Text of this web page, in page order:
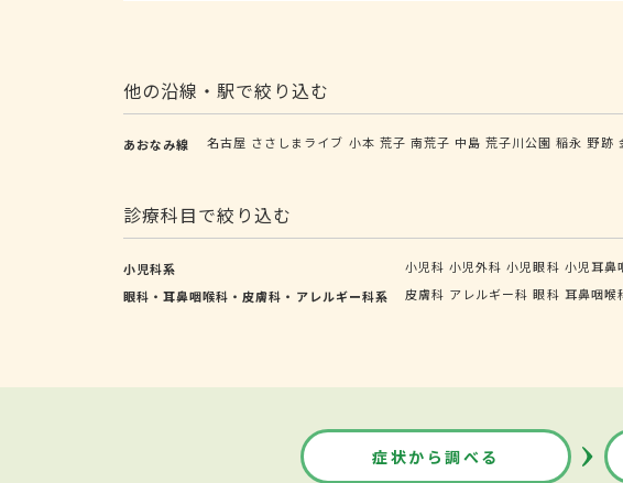
他の沿線・駅で絞り込む
あおなみ線 名古屋 ささしまライブ 小本 荒子 南荒子 中島 荒子川公園 稲永 野跡
診療科目で絞り込む
小児科系 小児科 小児外科 小児眼科 小児耳鼻
眼科・耳鼻咽喉科・皮膚科・アレルギー科系
皮膚科 アレルギー科 眼科 耳鼻咽喉
症状から調べる